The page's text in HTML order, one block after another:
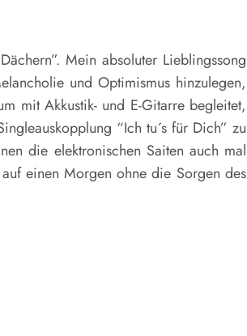
Mein absoluter Lieblingssong
und Optimismus hinzulegen,
mit Akkustik- und E-Gitarre begleitet,
“Ich tu´s für Dich” zu
die elektronischen Saiten auch mal
einen Morgen ohne die Sorgen des